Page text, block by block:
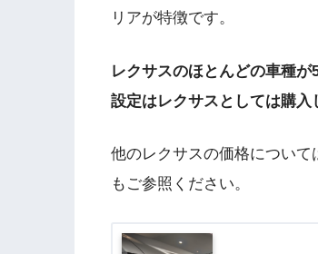
リアが特徴です。
レクサスのほとんどの車種
設定はレクサスとしては購入
他のレクサスの価格につい
もご参照ください。